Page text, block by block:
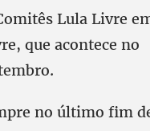
Lula Livre
que acontece no
no último fim